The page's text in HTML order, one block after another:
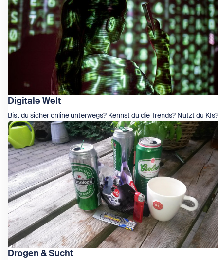
Digitale Welt
Bist du sicher online unterwegs? Kennst du die Trends? Nutzt du KIs?
Zeige Digitale Welt
Drogen & Sucht